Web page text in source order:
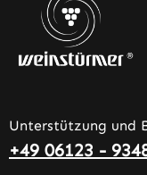
Unterstützung und
+49 06123 -